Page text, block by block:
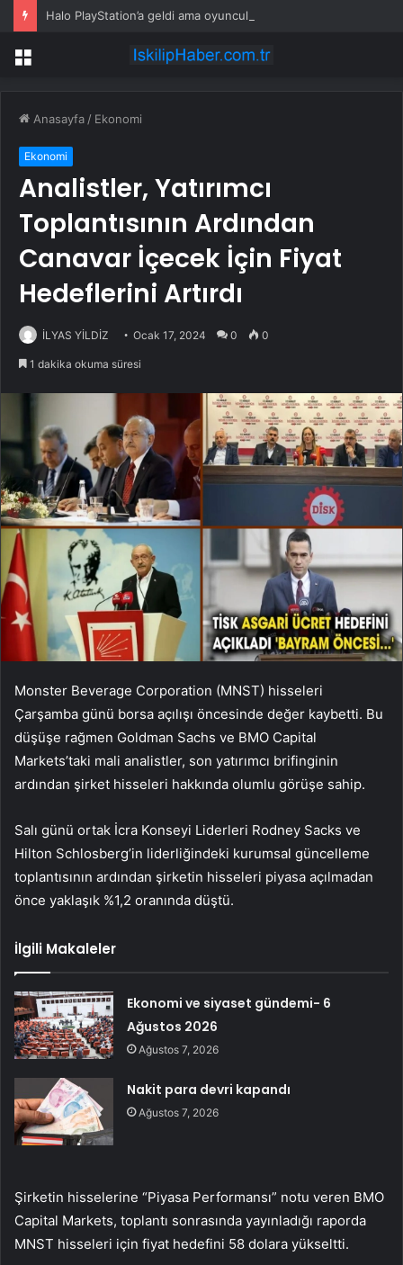
Menü
Anasayfa / Ekonomi
Ekonomi
Analistler, Yatırımcı
Toplantısının Ardından
Canavar İçecek İçin Fiyat
Hedeflerini Artırdı
İLYAS YİLDİZ Ocak 17, 2024 0 0
1 dakika okuma süresi
Monster Beverage Corporation (MNST) hisseleri
Çarşamba günü borsa açılışı öncesinde değer kaybetti. Bu
düşüşe rağmen Goldman Sachs ve BMO Capital
Markets’taki mali analistler, son yatırımcı brifinginin
ardından şirket hisseleri hakkında olumlu görüşe sahip.
Salı günü ortak İcra Konseyi Liderleri Rodney Sacks ve
Hilton Schlosberg’in liderliğindeki kurumsal güncelleme
toplantısının ardından şirketin hisseleri piyasa açılmadan
önce yaklaşık %1,2 oranında düştü.
İlgili Makaleler
Ekonomi ve siyaset gündemi- 6
Ağustos 2026
Ağustos 7, 2026
Nakit para devri kapandı
Ağustos 7, 2026
Şirketin hisselerine “Piyasa Performansı” notu veren BMO
Capital Markets, toplantı sonrasında yayınladığı raporda
MNST hisseleri için fiyat hedefini 58 dolara yükseltti.